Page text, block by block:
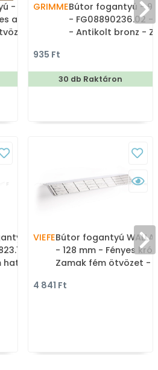
- 96 mm
arany -
- Egy
GRIMMEBútor fogantyú -
- FG08890236.02 -
- Antikolt bronz -
antikolt fém
bútorfogantyú
935 Ft
30 db Raktáron
- 1
- Festett
-
VIEFEBútor fogantyú
- 128 mm - Fényes
Zamak fém ötvözet -
bútorfogantyú
4 841 Ft